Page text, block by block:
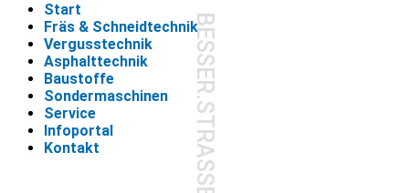
Start
Fräs & Schneidtechnik
Vergusstechnik
Asphalttechnik
Baustoffe
Sondermaschinen
Service
Infoportal
Kontakt